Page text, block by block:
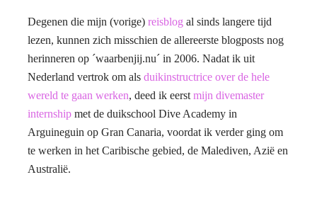
Degenen die mijn (vorige) reisblog al sinds langere tijd
lezen, kunnen zich misschien de allereerste blogposts nog
herinneren op ´waarbenjij.nu´ in 2006. Nadat ik uit
Nederland vertrok om als duikinstructrice over de hele
wereld te gaan werken, deed ik eerst mijn divemaster
internship met de duikschool Dive Academy in
Arguineguin op Gran Canaria, voordat ik verder ging om
te werken in het Caribische gebied, de Malediven, Azië en
Australië.